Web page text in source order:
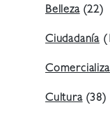
Belleza(22)
Ciudadanía
Cultura(38)